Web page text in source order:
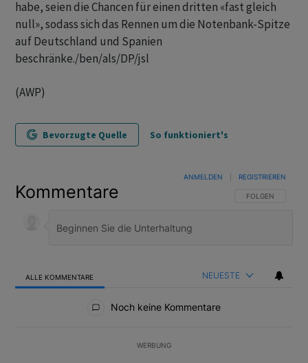
habe, seien die Chancen für einen dritten «fast gleich
null», sodass sich das Rennen um die Notenbank-Spitze
auf Deutschland und Spanien
beschränke./ben/als/DP/jsl
(AWP)
Bevorzugte Quelle So funktioniert's
Kommentare FOLGE DIESER
FOLGEN
ANMELDEN REGISTRIEREN
ALLE KOMMENTARE NEUESTE
Noch keine Kommentare
WERBUNG